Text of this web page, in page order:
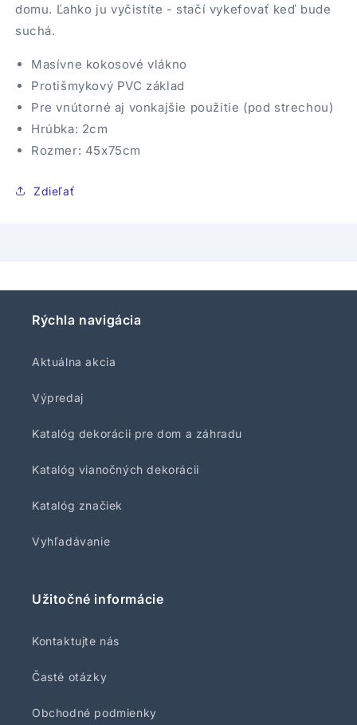
domu. Ľahko ju vyčistíte - stačí vykefovať keď bude
suchá.
Masívne kokosové vlákno
Protišmykový PVC základ
Pre vnútorné aj vonkajšie použitie (pod strechou)
Hrúbka: 2cm
Rozmer: 45x75cm
Zdieľať
Rýchla navigácia
Aktuálna akcia
Výpredaj
Katalóg dekorácii pre dom a záhradu
Katalóg vianočných dekorácii
Katalóg značiek
Vyhľadávanie
Užitočné informácie
Kontaktujte nás
Časté otázky
Obchodné podmienky